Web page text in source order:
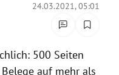
24.03.2021, 05:01
500 Seiten
auf mehr als